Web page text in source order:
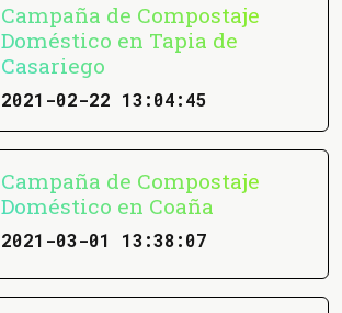
Campaña de Compostaje
Doméstico en Tapia de
Casariego
2021-02-22 13:04:45
Campaña de Compostaje
Doméstico en Coaña
2021-03-01 13:38:07